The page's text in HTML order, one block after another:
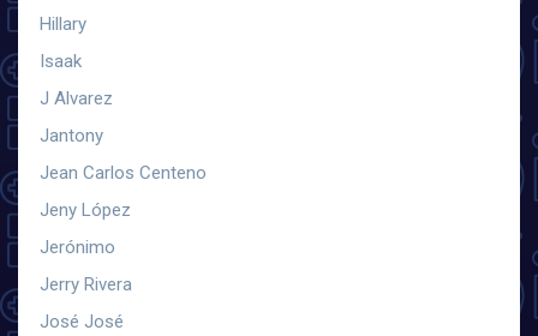
Hillary
Isaak
J Alvarez
Jantony
Jean Carlos Centeno
Jeny López
Jerónimo
Jerry Rivera
José José